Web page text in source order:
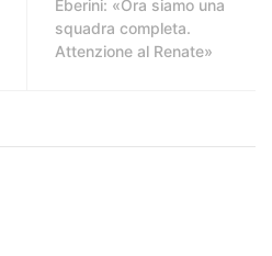
Eberini: «Ora siamo una
squadra completa.
Attenzione al Renate»